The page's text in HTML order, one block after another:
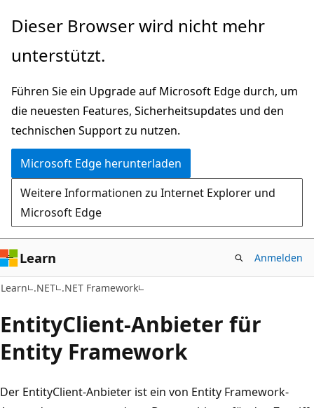
Zu
wechseln
Dieser Browser wird nicht mehr
unterstützt.
Führen Sie ein Upgrade auf Microsoft Edge durch, um
die neuesten Features, Sicherheitsupdates und den
technischen Support zu nutzen.
Microsoft Edge herunterladen
Weitere Informationen zu Internet Explorer und
Microsoft Edge
Learn Anmelden
Learn .NET .NET Framework
EntityClient-Anbieter für
Entity Framework
Der EntityClient-Anbieter ist ein von Entity Framework-